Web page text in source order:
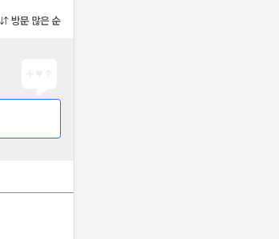
방문 많은 순